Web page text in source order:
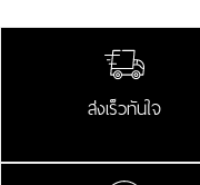
ส่งเร็วทันใจ